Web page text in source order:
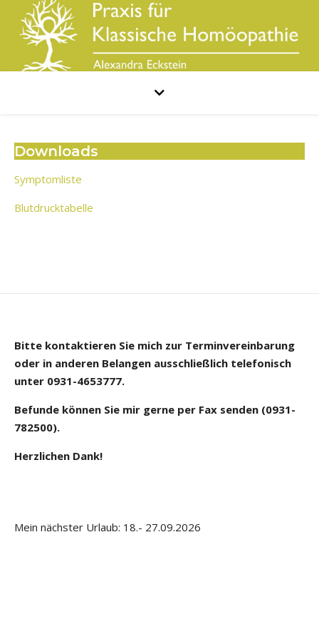
Downloads
Symptomliste
Blutdrucktabelle
Bitte kontaktieren Sie mich zur Terminvereinbarung
oder in anderen Belangen ausschließlich telefonisch
unter 0931-4653777.
Befunde können Sie mir gerne per Fax senden (0931-
782500).
Herzlichen Dank!
Mein nächster Urlaub: 18.- 27.09.2026